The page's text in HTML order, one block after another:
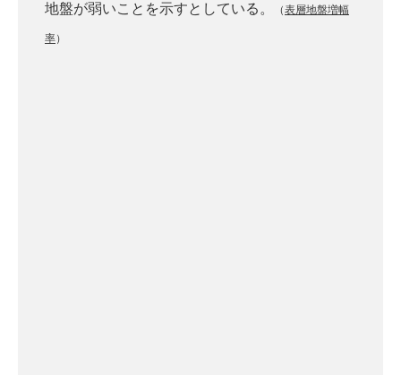
地盤が弱いことを示すとしている。
（表層地盤増幅
率）